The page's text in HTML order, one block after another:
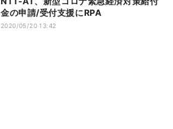
金の申請/受付支援にRPA
2020/05/20 13:42